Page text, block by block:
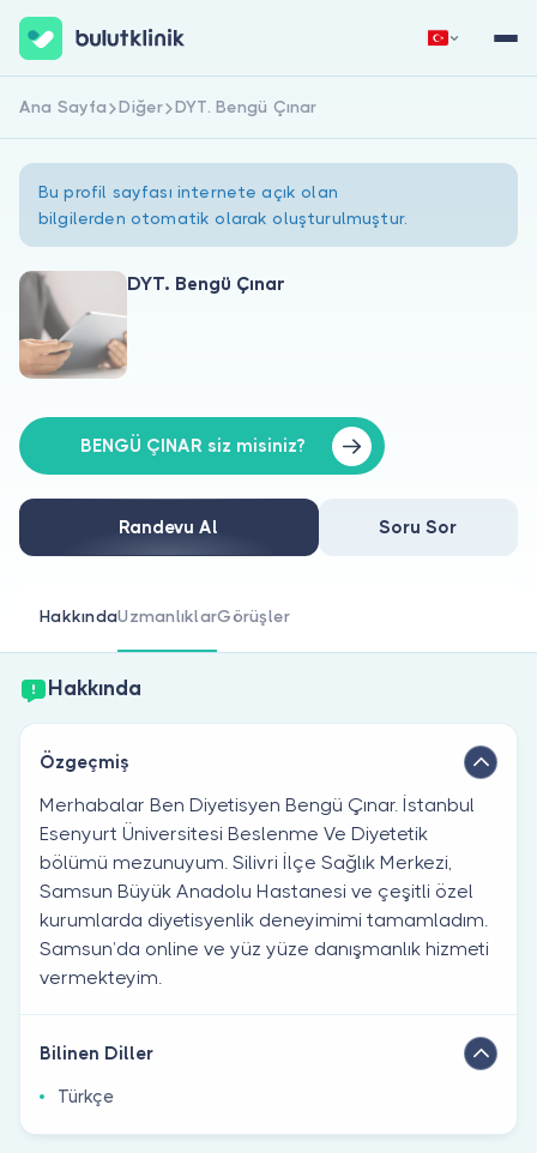
Hakkımızda
Doktorlar için
Doktor musunuz?
Hemen Kaydol
Ana Sayfa Diğer DYT. Bengü Çınar
Bu profil sayfası internete açık olan
bilgilerden otomatik olarak oluşturulmuştur.
DYT. Bengü Çınar
BENGÜ ÇINAR siz misiniz?
Randevu Al Soru Sor
HakkındaUzmanlıklarGörüşler
Hakkında
Özgeçmiş
Merhabalar Ben Diyetisyen Bengü Çınar. İstanbul
Esenyurt Üniversitesi Beslenme Ve Diyetetik
bölümü mezunuyum. Silivri İlçe Sağlık Merkezi,
Samsun Büyük Anadolu Hastanesi ve çeşitli özel
kurumlarda diyetisyenlik deneyimimi tamamladım.
Samsun’da online ve yüz yüze danışmanlık hizmeti
vermekteyim.
Bilinen Diller
Türkçe